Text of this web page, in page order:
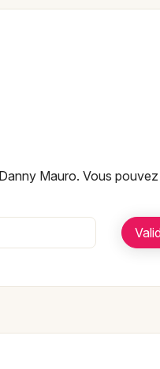
Mauro. Vous pouvez